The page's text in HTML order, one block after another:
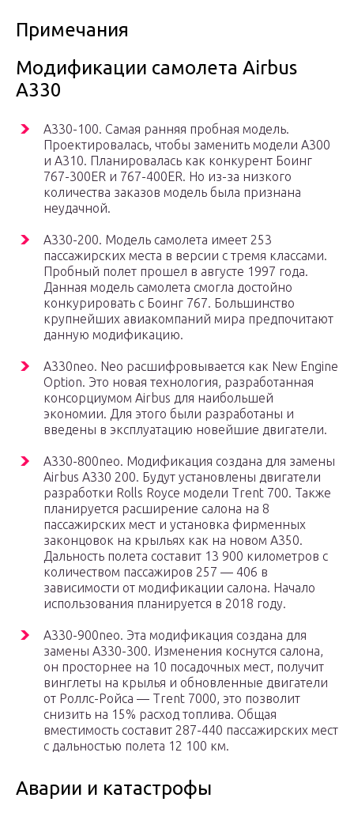
Примечания
Модификации самолета Airbus
A330
A330-100. Самая ранняя пробная модель.
Проектировалась, чтобы заменить модели А300
и А310. Планировалась как конкурент Боинг
767-300ER и 767-400ER. Но из-за низкого
количества заказов модель была признана
неудачной.
А330-200. Модель самолета имеет 253
пассажирских места в версии с тремя классами.
Пробный полет прошел в августе 1997 года.
Данная модель самолета смогла достойно
конкурировать с Боинг 767. Большинство
крупнейших авиакомпаний мира предпочитают
данную модификацию.
А330neo. Neo расшифровывается как New Еngine
Option. Это новая технология, разработанная
консорциумом Airbus для наибольшей
экономии. Для этого были разработаны и
введены в эксплуатацию новейшие двигатели.
А330-800neo. Модификация создана для замены
Airbus A330 200. Будут установлены двигатели
разработки Rolls Royce модели Trent 700. Также
планируется расширение салона на 8
пассажирских мест и установка фирменных
законцовок на крыльях как на новом А350.
Дальность полета составит 13 900 километров с
количеством пассажиров 257 — 406 в
зависимости от модификации салона. Начало
использования планируется в 2018 году.
А330-900neo. Эта модификация создана для
замены А330-300. Изменения коснутся салона,
он просторнее на 10 посадочных мест, получит
винглеты на крылья и обновленные двигатели
от Роллс-Ройса — Trent 7000, это позволит
снизить на 15% расход топлива. Общая
вместимость составит 287-440 пассажирских мест
с дальностью полета 12 100 км.
Аварии и катастрофы